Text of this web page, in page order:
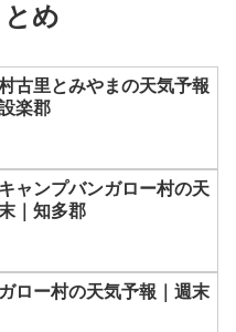
め
古里とみやまの天気予報
楽郡
ャンプバンガロー村の天
｜知多郡
ロー村の天気予報｜週末